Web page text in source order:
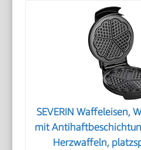
SEVERIN Waffeleisen,
mit
Herzwaffeln,